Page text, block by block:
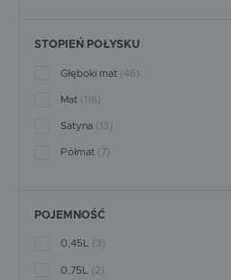
STOPIEŃ POŁYSKU
Głęboki mat (46)
Mat (116)
Satyna (13)
Półmat (7)
POJEMNOŚĆ
0,45L (3)
0,75L (2)